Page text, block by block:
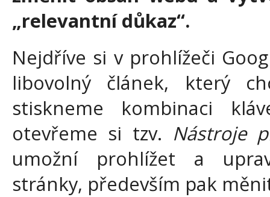
„relevantní důkaz“.
Nejdříve si v prohlížeči
libovolný článek, který
stiskneme kombinaci
otevřeme si tzv. Nástroje
umožní prohlížet a
stránky, především pak